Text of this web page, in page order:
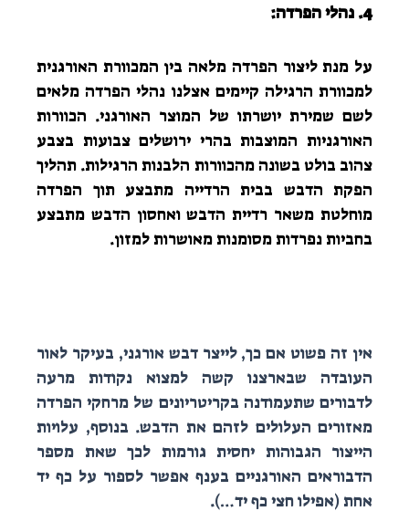
4. נהלי הפרדה:
על מנת ליצור הפרדה מלאה בין המכוורת האורגנית
למכוורת הרגילה קיימים אצלנו נהלי הפרדה מלאים
לשם שמירת יושרתו של המוצר האורגני. הכוורות
האורגניות המוצבות בהרי ירושלים צבועות בצבע
צהוב בולט בשונה מהכוורות הלבנות הרגילות. תהליך
הפקת הדבש בבית הרדייה מתבצע תוך הפרדה
מוחלטת משאר רדיית הדבש ואחסון הדבש מתבצע
בחביות נפרדות מסומנות מאושרות למזון.
אין זה פשוט אם כך, לייצר דבש אורגני, בעיקר לאור
העובדה שבארצנו קשה למצוא נקודות מרעה
לדבורים שתעמודנה בקריטריונים של מרחקי הפרדה
מאזורים העלולים לזהם את הדבש. בנוסף, עלויות
הייצור הגבוהות יחסית גורמות לכך שאת מספר
הדבוראים האורגניים בענף אפשר לספור על כף יד
אחת (אפילו חצי כף יד…).